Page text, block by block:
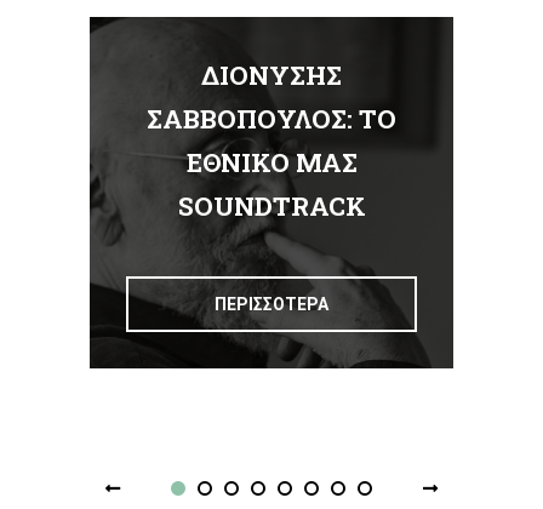
ΔΙΟΝΥΣΗΣ
ΣΑΒΒΟΠΟΥΛΟΣ: ΤΟ
ΕΘΝΙΚΟ ΜΑΣ
SOUNDTRACK
ΠΕΡΙΣΣΟΤΕΡΑ